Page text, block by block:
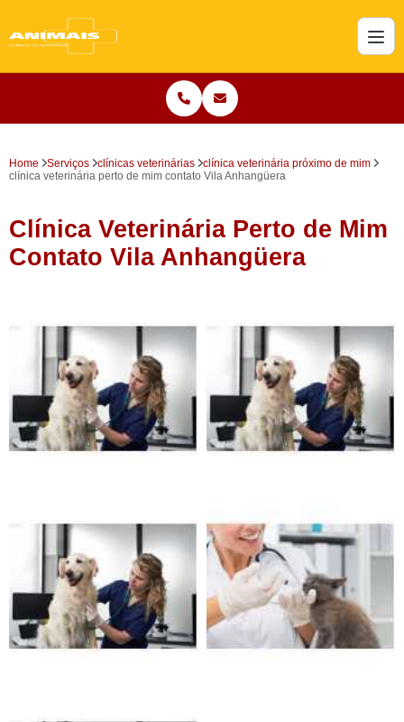
Home Serviços clínicas veterinárias
clínica veterinária próximo de mim
clínica veterinária perto de mim contato Vila Anhangüera
Clínica Veterinária Perto de Mim
Contato Vila Anhangüera